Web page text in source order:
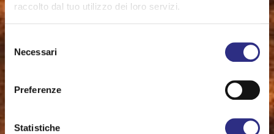
raccolto dal tuo utilizzo dei loro servizi.
del
consenso
Necessari
Preferenze
Statistiche